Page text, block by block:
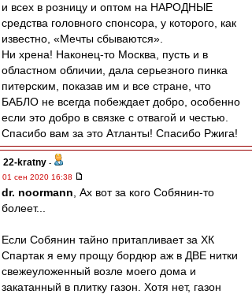
и всех в розницу и оптом на НАРОДНЫЕ
средства головного спонсора, у которого, как
известно, «Мечты сбываются».
Ни хрена! Наконец-то Москва, пусть и в
областном обличии, дала серьезного пинка
питерским, показав им и все стране, что
БАБЛО не всегда побеждает добро, особенно
если это добро в связке с отвагой и честью.
Спасибо вам за это Атланты! Спасибо Ржига!
22-kratny -
01 сен 2020 16:38
dr. noormann , Ах вот за кого Собянин-то
болеет...
Если Собянин тайно притапливает за ХК
Спартак я ему прощу бордюр аж в ДВЕ нитки
свежеуложенный возле моего дома и
закатанный в плитку газон. Хотя нет, газон